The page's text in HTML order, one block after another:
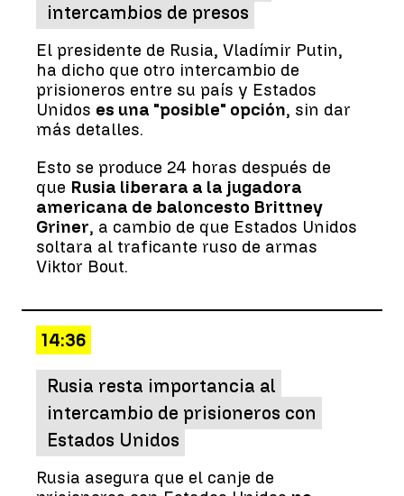
intercambios de presos
El presidente de Rusia, Vladímir Putin,
ha dicho que otro intercambio de
prisioneros entre su país y Estados
Unidos es una "posible" opción, sin dar
más detalles.
Esto se produce 24 horas después de
que Rusia liberara a la jugadora
americana de baloncesto Brittney
Griner, a cambio de que Estados Unidos
soltara al traficante ruso de armas
Viktor Bout.
14:36
Rusia resta importancia al
intercambio de prisioneros con
Estados Unidos
Rusia asegura que el canje de